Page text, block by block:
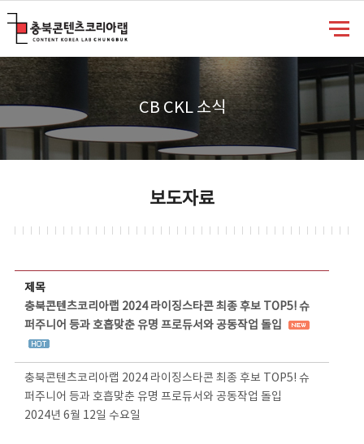
CB CKL 소식
보도자료
제목
충북콘텐츠코리아랩 2024 라이징스타콘 최종 후보 TOP5! 슈
퍼주니어 등과 호흡맞춘 유명 프로듀서와 공동작업 돌입
충북콘텐츠코리아랩 2024 라이징스타콘 최종 후보 TOP5! 슈
퍼주니어 등과 호흡맞춘 유명 프로듀서와 공동작업 돌입
2024년 6월 12일 수요일